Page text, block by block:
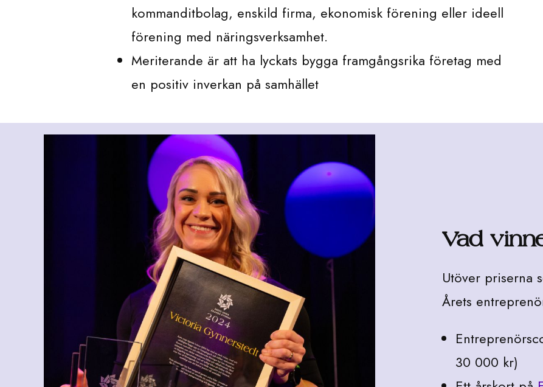
kommanditbolag, enskild firma, ekonomisk förening eller ideell
förening med näringsverksamhet.
Meriterande är att ha lyckats bygga framgångsrika företag med
en positiv inverkan på samhället
Vad
Utöver priserna
Årets
30 000 kr)